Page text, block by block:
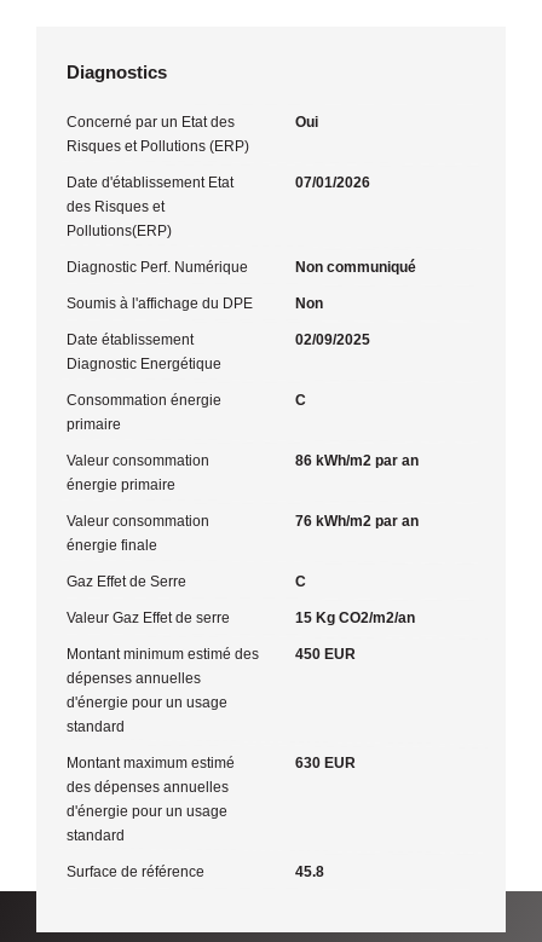
Diagnostics
Concerné par un Etat des
Risques et Pollutions (ERP)
Oui
Date d'établissement Etat
des Risques et
Pollutions(ERP)
07/01/2026
Diagnostic Perf. Numérique Non communiqué
Soumis à l'affichage du DPE Non
Date établissement
Diagnostic Energétique
02/09/2025
Consommation énergie
primaire
C
Valeur consommation
énergie primaire
86 kWh/m2 par an
Valeur consommation
énergie finale
76 kWh/m2 par an
Gaz Effet de Serre C
Valeur Gaz Effet de serre 15 Kg CO2/m2/an
Montant minimum estimé des
dépenses annuelles
d'énergie pour un usage
standard
450 EUR
Montant maximum estimé
des dépenses annuelles
d'énergie pour un usage
standard
630 EUR
Surface de référence 45.8